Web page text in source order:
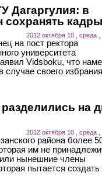
Дагаргулия: в
сохранять кадры
2012 октября 10 , среда ,
на пост ректора
университета
Vidsboku, что
случае своего
на
2012 октября 10 , среда ,
района более
им не
нынешние члены
пытается создать